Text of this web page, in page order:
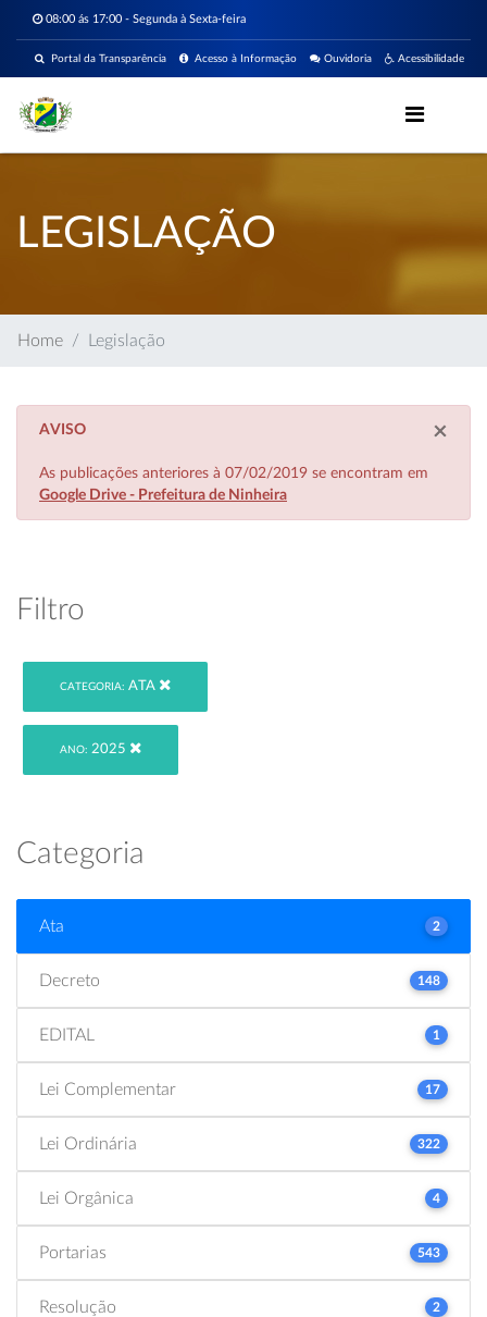
08:00 ás 17:00 - Segunda à Sexta-feira
Acessibilidade
Ouvidoria
Acesso à Informação
Portal da Transparência
LEGISLAÇÃO
Home Legislação
×
AVISO
As publicações anteriores à 07/02/2019 se encontram em
Google Drive - Prefeitura de Ninheira
Filtro
CATEGORIA: ATA
ANO: 2025
Categoria
Ata 2
Decreto 148
EDITAL 1
Lei Complementar 17
Lei Ordinária 322
Lei Orgânica 4
Portarias 543
Resolução 2